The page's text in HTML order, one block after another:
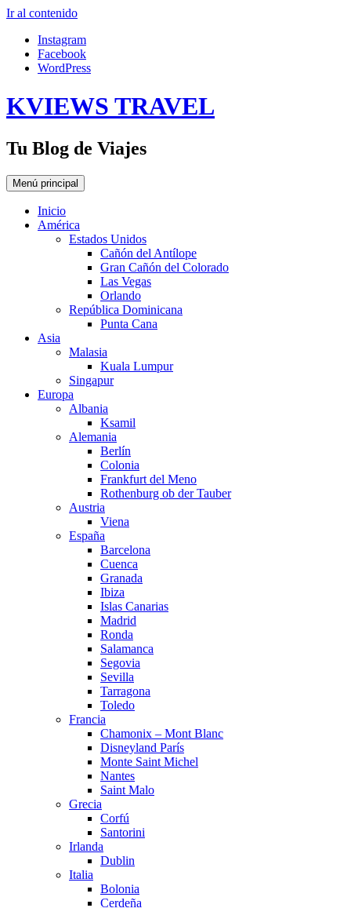
Ir al contenido
Instagram
Facebook
WordPress
KVIEWS TRAVEL
Tu Blog de Viajes
Menú principal
Inicio
América
Estados Unidos
Cañón del Antílope
Gran Cañón del Colorado
Las Vegas
Orlando
República Dominicana
Punta Cana
Asia
Malasia
Kuala Lumpur
Singapur
Europa
Albania
Ksamil
Alemania
Berlín
Colonia
Frankfurt del Meno
Rothenburg ob der Tauber
Austria
Viena
España
Barcelona
Cuenca
Granada
Ibiza
Islas Canarias
Madrid
Ronda
Salamanca
Segovia
Sevilla
Tarragona
Toledo
Francia
Chamonix – Mont Blanc
Disneyland París
Monte Saint Michel
Nantes
Saint Malo
Grecia
Corfú
Santorini
Irlanda
Dublin
Italia
Bolonia
Cerdeña